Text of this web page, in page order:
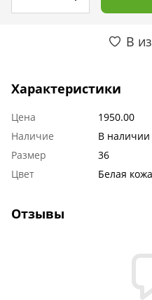
В
Характеристики
Цена
1950.00
Наличие
В наличии
Размер
36
Цвет
Белая кожа
Отзывы